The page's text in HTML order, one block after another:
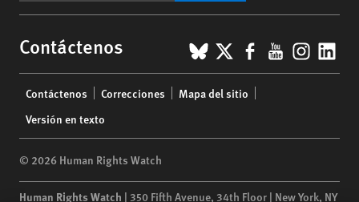
Contáctenos BlueSky
X Facebook
YouTube
menu
Contáctenos Correcciones
Mapa del sitio
Versión en texto
© 2026 Human Rights Watch
Human Rights Watch | 350 Fifth Avenue, 34th Floor | New York, NY